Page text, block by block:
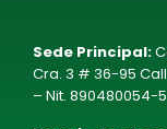
Sede Principal:
Cra. 3 # 36-95
– Nit. 890480054-5